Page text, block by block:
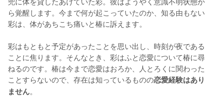
ら覚醒します。今まで何が起こっていたのか、知る由もない
彩は、体があちこち痛いと椿に訴えます。
彩はもともと予定があったことを思い出し、時刻が夜である
ことに焦ります。そんなとき、彩はふと恋愛について椿に尋
ねるのです。椿は今まで恋愛はおろか、人とろくに関わった
ことすらないので、存在は知っているものの恋愛経験はあり
ません。